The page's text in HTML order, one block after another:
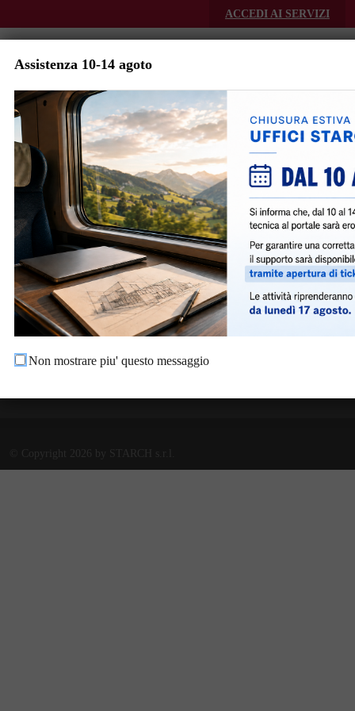
ACCEDI AI SERVIZI
Menu iperbole
Sportello Unico per l'Edilizia -
Comune di Bologna
Indirizzo:Piazza Liber
Paradisus, 10 - Torre A
P.IVA:01232710374
Telefono: 051.2193270
ogna.it/scrivici
Assistenza 10-14 agoto
Non mostrare piu' questo messaggio